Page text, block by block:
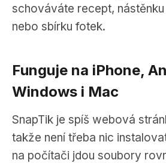
schováváte recept,
nebo sbírku fotek.
Funguje na iPhone,
Windows i Mac
SnapTik je spíš webová
takže není třeba nic
na počítači jdou soubory